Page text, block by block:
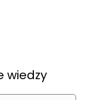
wiedzy